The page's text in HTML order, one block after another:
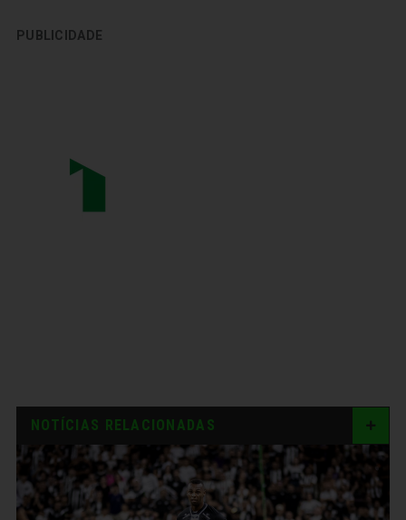
PUBLICIDADE
NOTÍCIAS RELACIONADAS